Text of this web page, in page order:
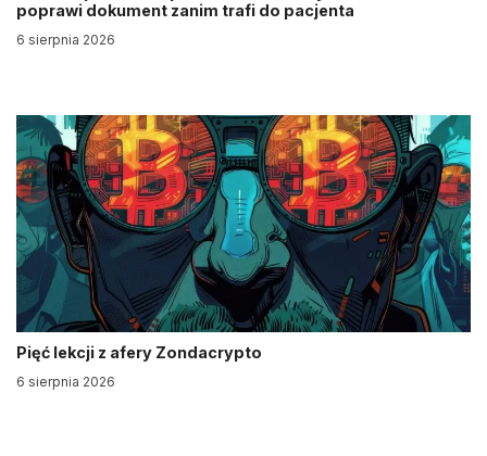
poprawi dokument zanim trafi do pacjenta
6 sierpnia 2026
Pięć lekcji z afery Zondacrypto
6 sierpnia 2026